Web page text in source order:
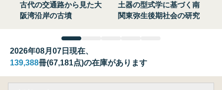
古代の交通路から見た大
阪湾沿岸の古墳
土器の型式学に基づく南
関東弥生後期社会の研究
2026年08月07日現在、
139,388冊(67,181点)の在庫があります